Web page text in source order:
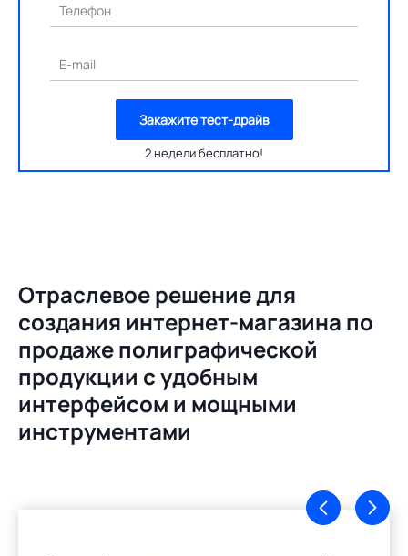
Телефон
E-mail
Закажите тест-драйв
2 недели бесплатно!
Отраслевое решение для
создания интернет-магазина по
продаже полиграфической
продукции с удобным
интерфейсом и мощными
инструментами